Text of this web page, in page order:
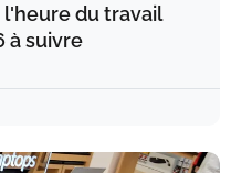
du travail
à suivre